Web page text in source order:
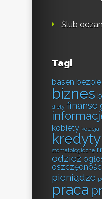
Ślub
Tagi
basen
biznes
diety finanse
kobiety kolacja
kredyty
stomatologiczne
odzież
pieniądze
praca